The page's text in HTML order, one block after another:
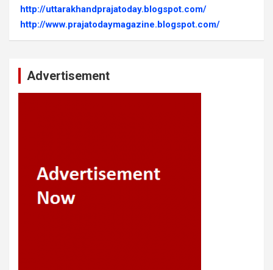
http://uttarakhandprajatoday.blogspot.com/
http://www.prajatodaymagazine.blogspot.com/
Advertisement